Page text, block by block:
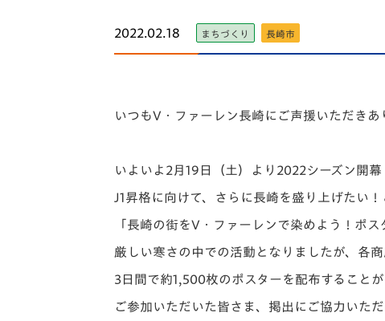
選手プロフィール
マスコット紹介
クラブハウス（練習
応援メディア
平和祈念活動
フォトギャラリー
2022.02.18 まちづくり 長崎市
いつもV・ファーレン長崎にご声援いただきあ
いよいよ2月19日（土）より2022シーズン開幕
J1昇格に向けて、さらに長崎を盛り上げたい
「長崎の街をV・ファーレンで染めよう！ポ
厳しい寒さの中での活動となりましたが、各
3日間で約1,500枚のポスターを配布することが
ご参加いただいた皆さま、掲出にご協力いた